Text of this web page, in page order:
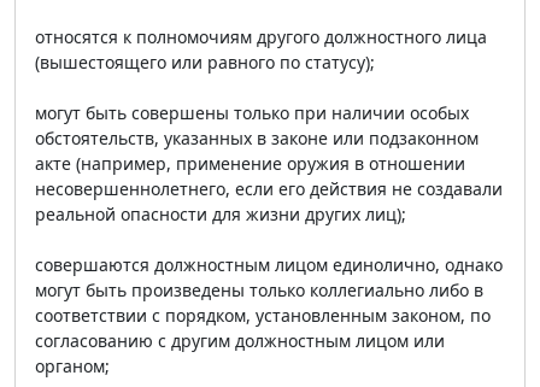
относятся к полномочиям другого должностного лица
(вышестоящего или равного по статусу);
могут быть совершены только при наличии особых
обстоятельств, указанных в законе или подзаконном
акте (например, применение оружия в отношении
несовершеннолетнего, если его действия не создавали
реальной опасности для жизни других лиц);
совершаются должностным лицом единолично, однако
могут быть произведены только коллегиально либо в
соответствии с порядком, установленным законом, по
согласованию с другим должностным лицом или
органом;